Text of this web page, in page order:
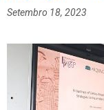
Setembro 18, 2023